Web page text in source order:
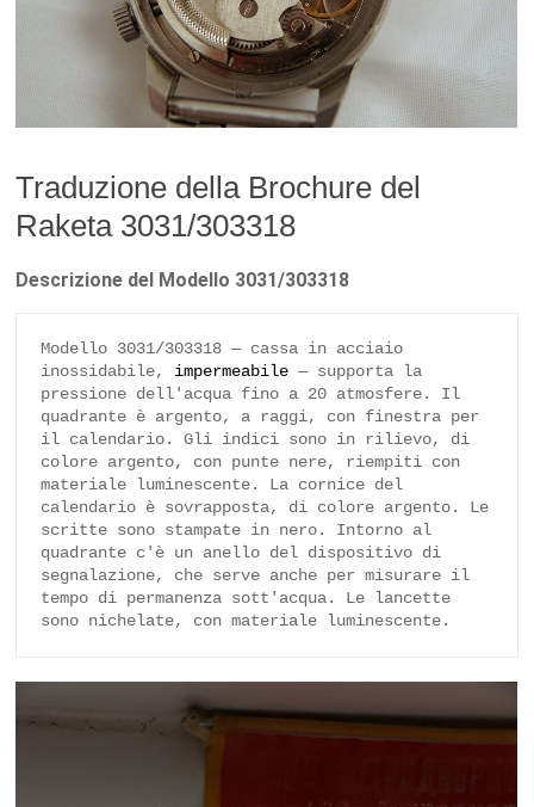
Traduzione della Brochure del
Raketa 3031/303318
Descrizione del Modello 3031/303318
Modello 3031/303318 — cassa in acciaio
inossidabile, impermeabile — supporta la
pressione dell'acqua fino a 20 atmosfere. Il
quadrante è argento, a raggi, con finestra per
il calendario. Gli indici sono in rilievo, di
colore argento, con punte nere, riempiti con
materiale luminescente. La cornice del
calendario è sovrapposta, di colore argento. Le
scritte sono stampate in nero. Intorno al
quadrante c'è un anello del dispositivo di
segnalazione, che serve anche per misurare il
tempo di permanenza sott'acqua. Le lancette
sono nichelate, con materiale luminescente.